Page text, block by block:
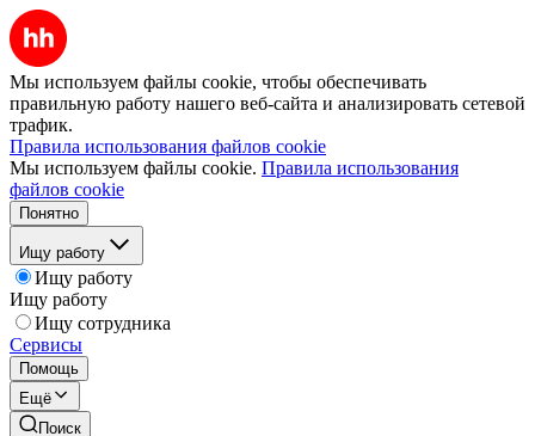
Мы используем файлы cookie, чтобы обеспечивать
правильную работу нашего веб-сайта и анализировать сетевой
трафик.
Правила использования файлов cookie
Мы используем файлы cookie. Правила использования
файлов cookie
Понятно
Ищу работу
Ищу работу
Ищу работу
Ищу сотрудника
Сервисы
Помощь
Ещё
Поиск